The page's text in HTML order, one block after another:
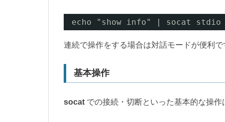
echo "show info" | socat stdio
連続で操作をする場合は対話モードが便利
基本操作
socat での接続・切断といった基本的な操作